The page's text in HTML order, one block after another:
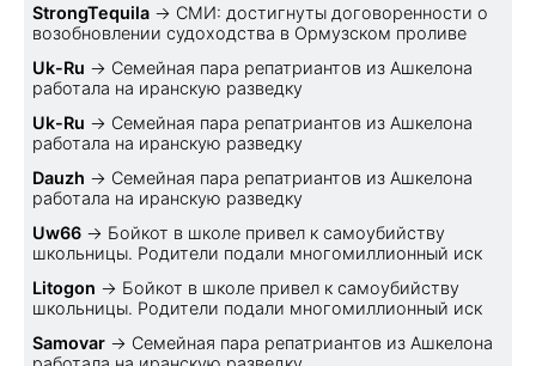
StrongTequila → СМИ: достигнуты договоренности о
возобновлении судоходства в Ормузском проливе
Uk-Ru → Семейная пара репатриантов из Ашкелона
работала на иранскую разведку
Uk-Ru → Семейная пара репатриантов из Ашкелона
работала на иранскую разведку
Dauzh → Семейная пара репатриантов из Ашкелона
работала на иранскую разведку
Uw66 → Бойкот в школе привел к самоубийству
школьницы. Родители подали многомиллионный иск
Litogon → Бойкот в школе привел к самоубийству
школьницы. Родители подали многомиллионный иск
Samovar → Семейная пара репатриантов из Ашкелона